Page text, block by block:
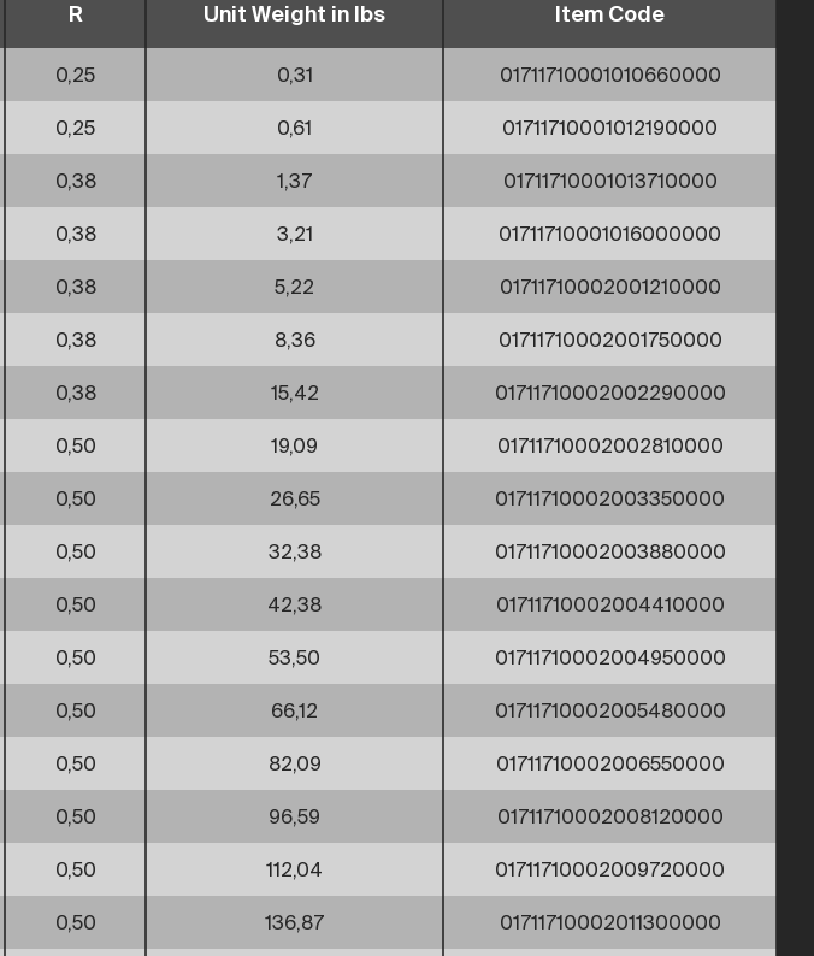
R Unit Weight in lbs Item Code
0,25 0,31 01711710001010660000
0,25 0,61 01711710001012190000
0,38 1,37 01711710001013710000
0,38 3,21 01711710001016000000
0,38 5,22 01711710002001210000
0,38 8,36 01711710002001750000
0,38 15,42 01711710002002290000
0,50 19,09 01711710002002810000
0,50 26,65 01711710002003350000
0,50 32,38 01711710002003880000
0,50 42,38 01711710002004410000
0,50 53,50 01711710002004950000
0,50 66,12 01711710002005480000
0,50 82,09 01711710002006550000
0,50 96,59 01711710002008120000
0,50 112,04 01711710002009720000
0,50 136,87 01711710002011300000